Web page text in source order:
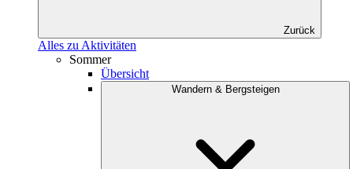
Zurück
Alles zu Aktivitäten
Sommer
Übersicht
Wandern & Bergsteigen